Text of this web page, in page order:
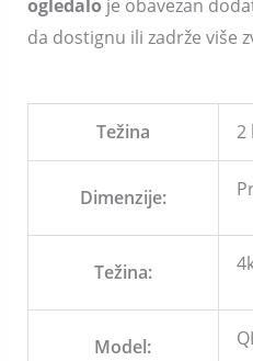
ogledalo je obavezan
da dostignu ili zadrže više
Težina 2
Dimenzije:
Težina:
Model: